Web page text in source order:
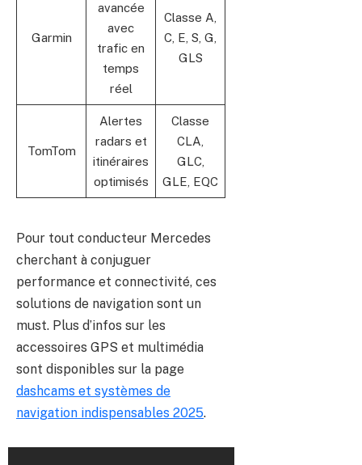
Garmin
avancée
avec
trafic en
temps
réel
Classe A,
C, E, S, G,
GLS
TomTom
Alertes
radars et
itinéraires
optimisés
Classe
CLA,
GLC,
GLE, EQC
Pour tout conducteur Mercedes
cherchant à conjuguer
performance et connectivité, ces
solutions de navigation sont un
must. Plus d’infos sur les
accessoires GPS et multimédia
sont disponibles sur la page
dashcams et systèmes de
navigation indispensables 2025.